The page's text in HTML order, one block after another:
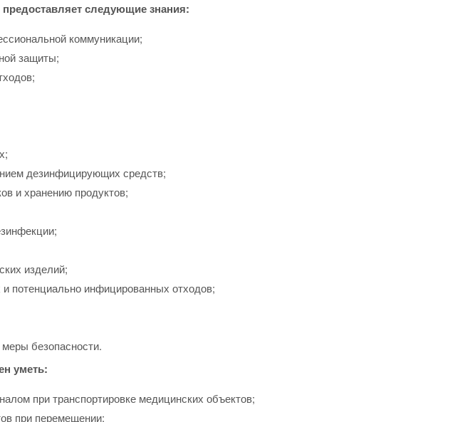
следующие знания:
коммуникации;
защиты;
дезинфицирующих средств;
и хранению продуктов;
изделий;
потенциально инфицированных отходов;
безопасности.
уметь:
при транспортировке медицинских объектов;
при перемещении;